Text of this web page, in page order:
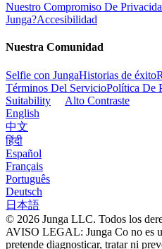
Nuestro Compromiso De
Junga?Accesibilidad
Nuestra Comunidad
Selfie con JungaHistorias de éxito
Términos Del ServicioPolítica De
Suitability
Alto Contraste
English
中文
हिंदी
Español
Français
Português
Deutsch
日本語
© 2026 Junga LLC. Todos los
AVISO LEGAL: Junga Co no es
pretende diagnosticar, tratar ni